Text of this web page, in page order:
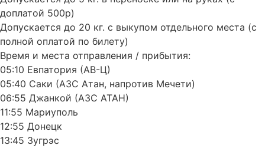
доплатой 500р)
Допускается до 20 кг. с выкупом отдельного места (с
полной оплатой по билету)
Время и места отправления / прибытия:
05:10 Евпатория (АВ-Ц)
05:40 Саки (АЗС Атан, напротив Мечети)
06:55 Джанкой (АЗС АТАН)
11:55 Мариуполь
12:55 Донецк
13:45 Зугрэс